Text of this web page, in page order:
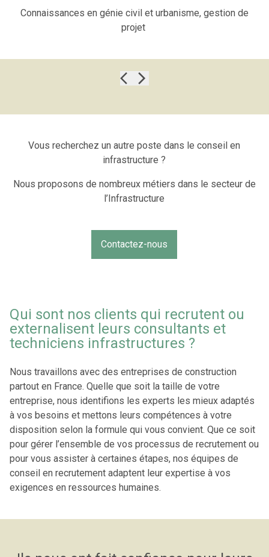
Connaissances en génie civil et urbanisme, gestion de
projet
Vous recherchez un autre poste dans le conseil en
infrastructure ?
Nous proposons de nombreux métiers dans le secteur de
l’Infrastructure
Contactez-nous
Qui sont nos clients qui recrutent ou
externalisent leurs consultants et
techniciens infrastructures ?
Nous travaillons avec des entreprises de construction
partout en France. Quelle que soit la taille de votre
entreprise, nous identifions les experts les mieux adaptés
à vos besoins et mettons leurs compétences à votre
disposition selon la formule qui vous convient. Que ce soit
pour gérer l’ensemble de vos processus de recrutement ou
pour vous assister à certaines étapes, nos équipes de
conseil en recrutement adaptent leur expertise à vos
exigences en ressources humaines.